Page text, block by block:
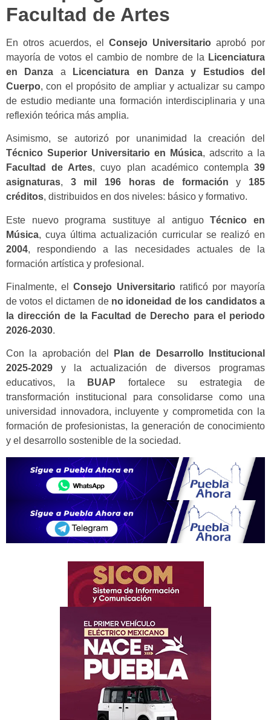
Facultad de Artes
En otros acuerdos, el Consejo Universitario aprobó por
mayoría de votos el cambio de nombre de la Licenciatura
en Danza a
Licenciatura en Danza y Estudios del
Cuerpo, con el propósito de ampliar y actualizar su campo
de estudio mediante una formación interdisciplinaria y una
reflexión teórica más amplia.
Asimismo, se autorizó por unanimidad la creación del
Técnico Superior Universitario en Música, adscrito a la
Facultad de Artes, cuyo plan académico contempla39
asignaturas, 3 mil 196 horas de formación y 185
créditos, distribuidos en dos niveles: básico y formativo.
Este nuevo programa sustituye al antiguoTécnico en
Música, cuya última actualización curricular se realizó en
2004, respondiendo a las necesidades actuales de la
formación artística y profesional.
Finalmente, elConsejo Universitarioratificó por mayoría
de votos el dictamen de no idoneidad de los candidatos a
la dirección de la Facultad de Derecho para el periodo
2026-2030.
Con la aprobación del
Plan de Desarrollo Institucional
2025-2029 y la actualización de diversos programas
educativos, la
BUAP fortalece su estrategia de
transformación institucional para consolidarse como una
universidad innovadora, incluyente y comprometida con la
formación de profesionistas, la generación de conocimiento
y el desarrollo sostenible de la sociedad.